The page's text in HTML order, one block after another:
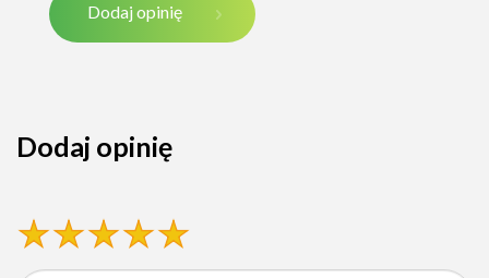
Dodaj opinię
Dodaj opinię